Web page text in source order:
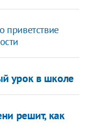
урок в школе
решит, как